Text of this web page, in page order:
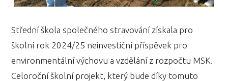
Střední škola společného stravování získala pro
školní rok 2024/25 neinvestiční příspěvek pro
environmentální výchovu a vzdělání z rozpočtu MSK.
Celoroční školní projekt, který bude díky tomuto